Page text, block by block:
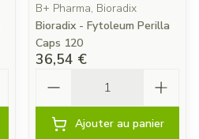
B+ Pharma, Bioradix
Bioradix - Fytoleum Perilla
Caps 120
36,54 €
Ajouter au panier